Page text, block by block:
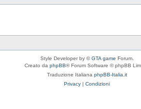
Style Developer by ©GTA game Forum.
Creato da phpBB® Forum Software © phpBB
Traduzione Italiana phpBB-Italia.it
Privacy | Condizioni